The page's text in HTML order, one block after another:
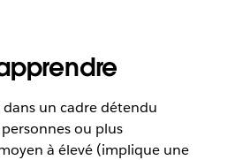
un cadre détendu
ou plus
à élevé (implique une